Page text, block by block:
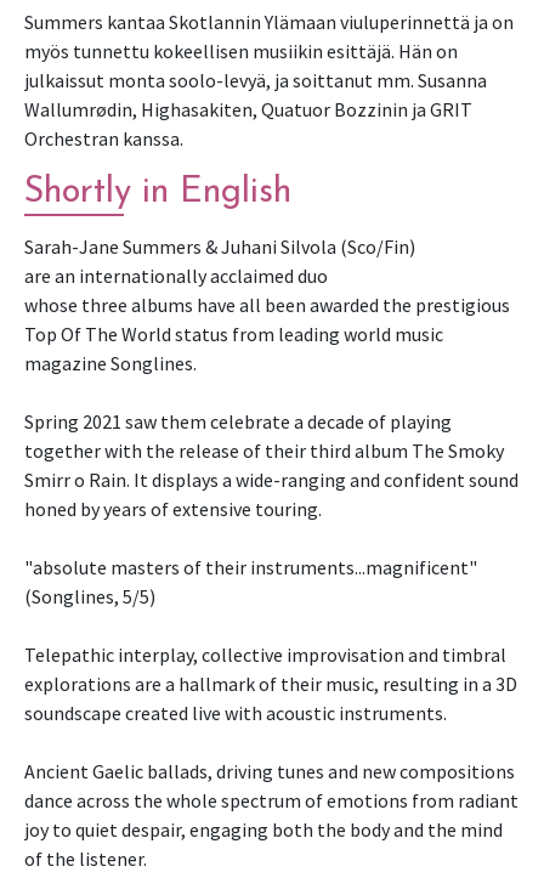
Summers kantaa Skotlannin Ylämaan viuluperinnettä ja on
myös tunnettu kokeellisen musiikin esittäjä. Hän on
julkaissut monta soolo-levyä, ja soittanut mm. Susanna
Wallumrødin, Highasakiten, Quatuor Bozzinin ja GRIT
Orchestran kanssa.
Shortly in English
Sarah-Jane Summers & Juhani Silvola (Sco/Fin)
are an internationally acclaimed duo
whose three albums have all been awarded the prestigious
Top Of The World status from leading world music
magazine Songlines.
Spring 2021 saw them celebrate a decade of playing
together with the release of their third album The Smoky
Smirr o Rain. It displays a wide-ranging and confident sound
honed by years of extensive touring.
"absolute masters of their instruments...magnificent"
(Songlines, 5/5)
Telepathic interplay, collective improvisation and timbral
explorations are a hallmark of their music, resulting in a 3D
soundscape created live with acoustic instruments.
Ancient Gaelic ballads, driving tunes and new compositions
dance across the whole spectrum of emotions from radiant
joy to quiet despair, engaging both the body and the mind
of the listener.